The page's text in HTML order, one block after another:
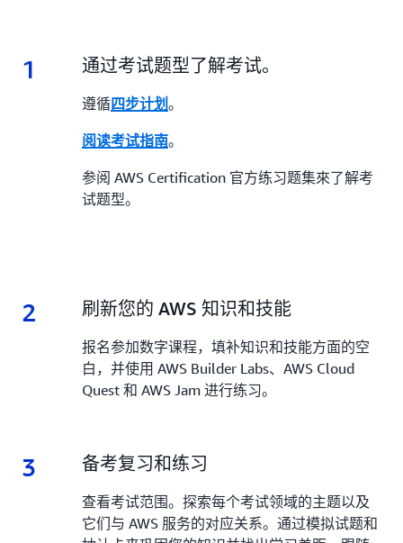
1 1.
通过考试题型了解考试。
遵循四步计划。
阅读考试指南。
参阅 AWS Certification 官方练习题集來了解考
试题型。
2 2.
刷新您的 AWS 知识和技能
报名参加数字课程，填补知识和技能方面的空
白，并使用 AWS Builder Labs、AWS Cloud
Quest 和 AWS Jam 进行练习。
3 3.
备考复习和练习
查看考试范围。探索每个考试领域的主题以及
它们与 AWS 服务的对应关系。通过模拟试题和